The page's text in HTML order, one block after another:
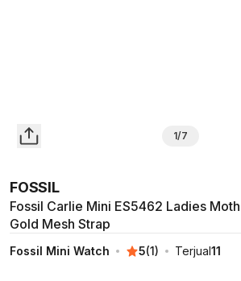
1/7
FOSSIL
Fossil Carlie Mini ES5462 Ladies
Gold Mesh Strap
Fossil Mini Watch 5(1) Terjual11